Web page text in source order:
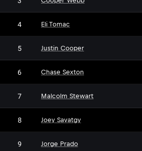
4 Eli Tomac
5 Justin Cooper
6 Chase Sexton
7 Malcolm Stewart
8 Joey Savatgy
9 Jorge Prado